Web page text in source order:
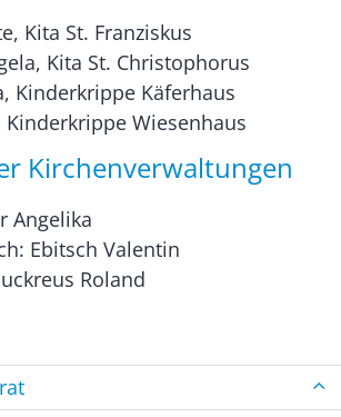
Kita St. Franziskus
Kita St. Christophorus
Kinderkrippe Käferhaus
Kinderkrippe Wiesenhaus
Kirchenverwaltungen
Angelika
Ebitsch Valentin
Roland